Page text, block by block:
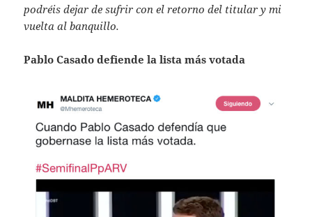
podréis dejar de sufrir con el retorno del titular y mi
vuelta al banquillo.
Pablo Casado defiende la lista más votada